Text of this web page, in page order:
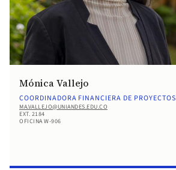
Mónica Vallejo
COORDINADORA FINANCIERA DE PROYECTOS
MA.VALLEJO@UNIANDES.EDU.CO
EXT. 2184
OFICINA W-906